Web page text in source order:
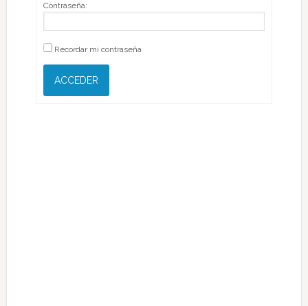
Contraseña:
Recordar mi contraseña
ACCEDER